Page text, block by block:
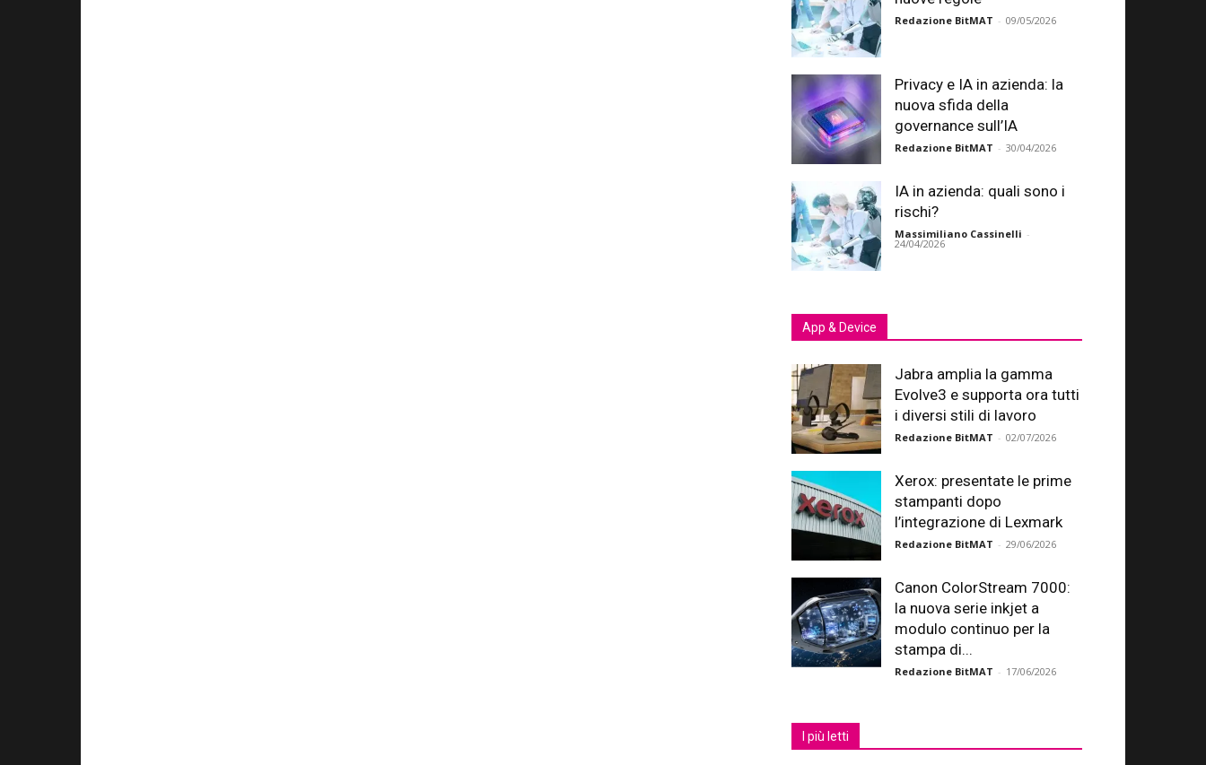
Redazione BitMAT - 09/05/2026
Privacy e IA in azienda: la
nuova sfida della
governance sull’IA
Redazione BitMAT - 30/04/2026
IA in azienda: quali sono i
rischi?
Massimiliano Cassinelli -
24/04/2026
App & Device
Jabra amplia la gamma
Evolve3 e supporta ora tutti
i diversi stili di lavoro
Redazione BitMAT - 02/07/2026
Xerox: presentate le prime
stampanti dopo
l’integrazione di Lexmark
Redazione BitMAT - 29/06/2026
Canon ColorStream 7000:
la nuova serie inkjet a
modulo continuo per la
stampa di...
Redazione BitMAT - 17/06/2026
I più letti